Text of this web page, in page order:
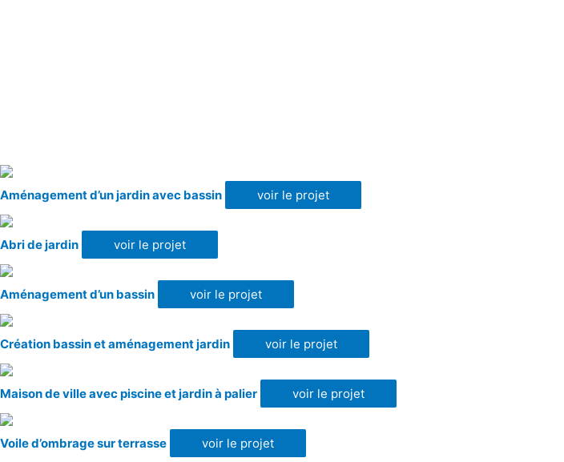
Aménagement d’un jardin avec bassin voir le projet
Abri de jardin voir le projet
Aménagement d’un bassin voir le projet
Création bassin et aménagement jardin voir le projet
Maison de ville avec piscine et jardin à palier voir le projet
Voile d’ombrage sur terrasse voir le projet